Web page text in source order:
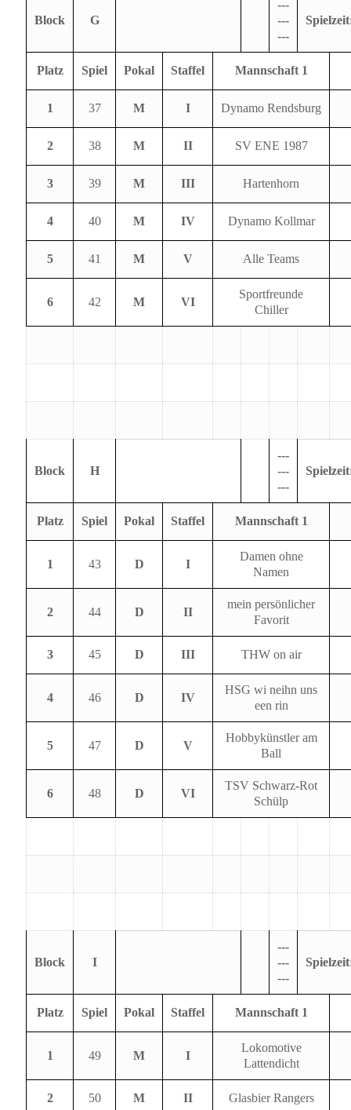
Block G
---
---
---
Platz Spiel Pokal Staffel Mannschaft 1
1 37 M I Dynamo Rendsburg
2 38 M II SV ENE 1987
3 39 M III Hartenhorn
4 40 M IV Dynamo Kollmar
5 41 M V Alle Teams
6 42 M VI
Sportfreunde
Chiller
Block H
---
---
---
Platz Spiel Pokal Staffel Mannschaft 1
1 43 D I
Damen ohne
Namen
2 44 D II
mein persönlicher
Favorit
3 45 D III THW on air
4 46 D IV
HSG wi neihn uns
een rin
5 47 D V
Hobbykünstler am
Ball
6 48 D VI
TSV Schwarz-Rot
Schülp
Block I
---
---
---
Platz Spiel Pokal Staffel Mannschaft 1
1 49 M I
Lokomotive
Lattendicht
2 50 M II Glasbier Rangers